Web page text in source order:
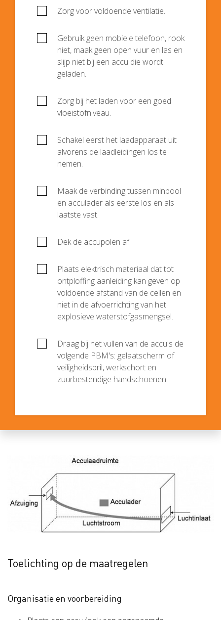
Zorg voor voldoende ventilatie.
Gebruik geen mobiele telefoon, rook
niet, maak geen open vuur en las en
slijp niet bij een accu die wordt
geladen.
Zorg bij het laden voor een goed
vloeistofniveau.
Schakel eerst het laadapparaat uit
alvorens de laadleidingen los te
nemen.
Maak de verbinding tussen minpool
en acculader als eerste los en als
laatste vast.
Dek de accupolen af.
Plaats elektrisch materiaal dat tot
ontploffing aanleiding kan geven op
voldoende afstand van de cellen en
niet in de afvoerrichting van het
explosieve waterstofgasmengsel.
Draag bij het vullen van de accu's de
volgende PBM's: gelaatscherm of
veiligheidsbril, werkschort en
zuurbestendige handschoenen.
Toelichting op de maatregelen
Organisatie en voorbereiding